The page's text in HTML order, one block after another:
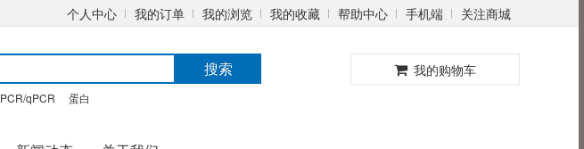
个人中心 我的订单 我的浏览 我的收藏 帮助中心 手机端 关注商城
搜索
PCR/qPCR 蛋白
我的购物车